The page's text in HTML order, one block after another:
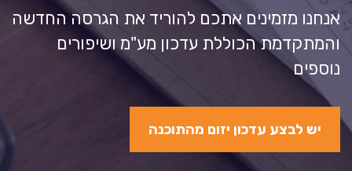
אנחנו מזמינים אתכם להוריד את הגרסה החדשה
והמתקדמת הכוללת עדכון מע"מ ושיפורים
נוספים
יש לבצע עדכון יזום מהתוכנה